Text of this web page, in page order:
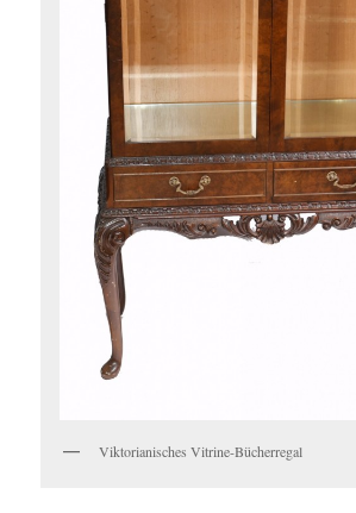
Viktorianisches Vitrine-Bücherregal